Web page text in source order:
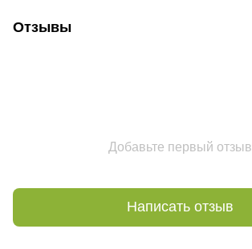
Отзывы
Добавьте первый отзыв
Написать отзыв